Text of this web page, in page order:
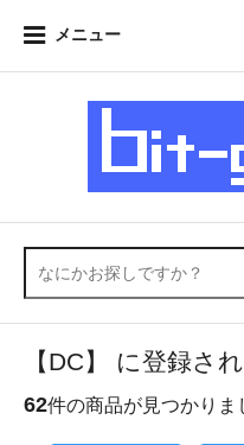
メニュー
【DC】 に登録さ
62件の商品が見つかりま